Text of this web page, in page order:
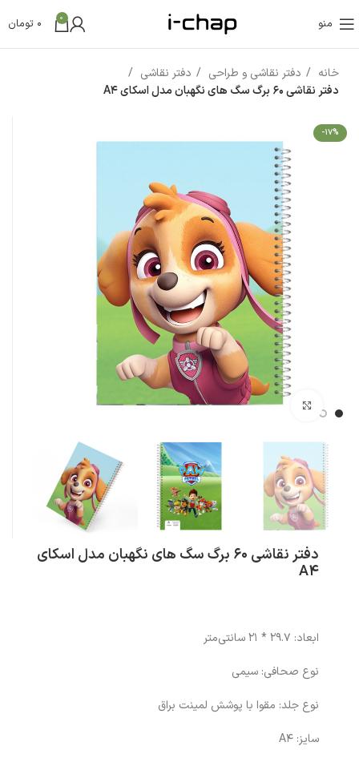
منو 0
0 تومان
خانه دفتر نقاشی و طراحی
دفتر نقاشی
دفتر نقاشی 60 برگ سگ های نگهبان مدل اسکای A4
-17%
بزرگنمایی تصویر
دفتر نقاشی 60 برگ سگ های نگهبان مدل اسکای
A4
ابعاد: 29.7 * 21 سانتی‌متر
نوع صحافی: سیمی
نوع جلد: مقوا با پوشش لمینت براق
سایز: A4